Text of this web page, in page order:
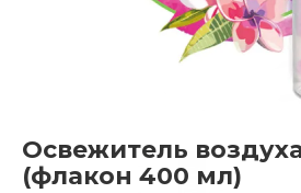
Освежитель
(флакон 400 мл)